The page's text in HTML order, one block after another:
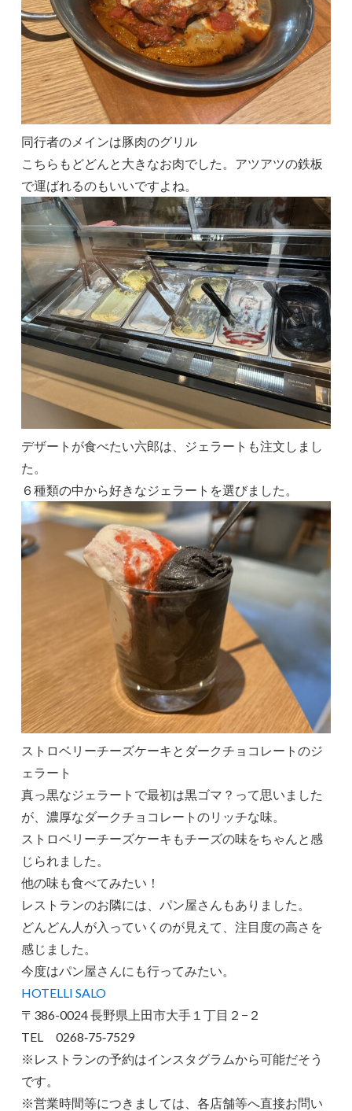
同行者のメインは豚肉のグリル
こちらもどどんと大きなお肉でした。アツアツの鉄板
で運ばれるのもいいですよね。
デザートが食べたい六郎は、ジェラートも注文しまし
た。
６種類の中から好きなジェラートを選びました。
ストロベリーチーズケーキとダークチョコレートのジ
ェラート
真っ黒なジェラートで最初は黒ゴマ？って思いました
が、濃厚なダークチョコレートのリッチな味。
ストロベリーチーズケーキもチーズの味をちゃんと感
じられました。
他の味も食べてみたい！
レストランのお隣には、パン屋さんもありました。
どんどん人が入っていくのが見えて、注目度の高さを
感じました。
今度はパン屋さんにも行ってみたい。
HOTELLI SALO
〒386-0024 長野県上田市大手１丁目２−２
TEL 0268‐75‐7529
※レストランの予約はインスタグラムから可能だそう
です。
※営業時間等につきましては、各店舗等へ直接お問い